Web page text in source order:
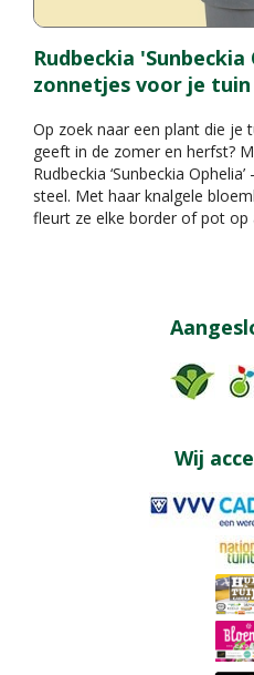
Rudbeckia
zonnetjes voor je tuin
Op zoek naar een plant die je
geeft in de zomer en herfst?
Rudbeckia ‘Sunbeckia
steel. Met haar knalgele
fleurt ze elke border of pot
Wij